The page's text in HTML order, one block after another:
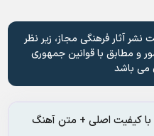
آثار فرهنگی مجاز، زیر نظر
و مطابق با قوانین جمهوری
می باشد
با کیفیت اصلی + متن آهنگ